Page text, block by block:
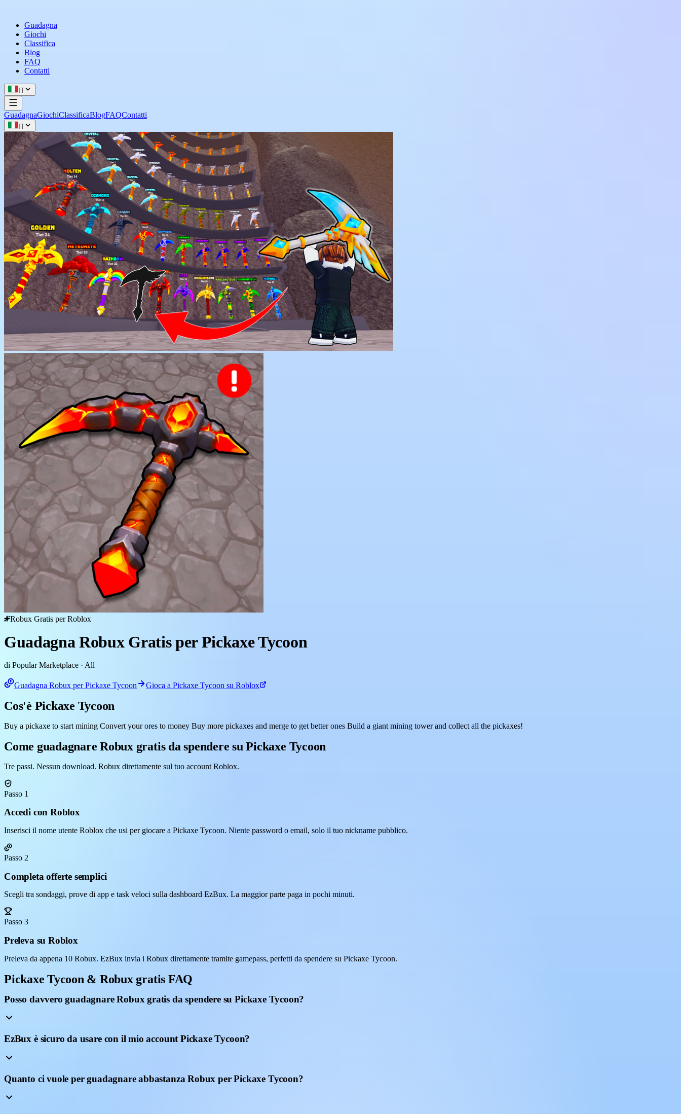
Guadagna
Giochi
Classifica
Blog
FAQ
Contatti
IT
GuadagnaGiochiClassificaBlogFAQContatti
IT
Robux Gratis per Roblox
Guadagna Robux Gratis per Pickaxe Tycoon
di Popular Marketplace · All
Guadagna Robux per Pickaxe Tycoon Gioca a Pickaxe Tycoon su Roblox
Cos'è Pickaxe Tycoon
Buy a pickaxe to start mining Convert your ores to money Buy more pickaxes and merge to get better ones Build a giant mining tower and collect all the pickaxes!
Come guadagnare Robux gratis da spendere su Pickaxe Tycoon
Tre passi. Nessun download. Robux direttamente sul tuo account Roblox.
Passo 1
Accedi con Roblox
Inserisci il nome utente Roblox che usi per giocare a Pickaxe Tycoon. Niente password o email, solo il tuo nickname pubblico.
Passo 2
Completa offerte semplici
Scegli tra sondaggi, prove di app e task veloci sulla dashboard EzBux. La maggior parte paga in pochi minuti.
Passo 3
Preleva su Roblox
Preleva da appena 10 Robux. EzBux invia i Robux direttamente tramite gamepass, perfetti da spendere su Pickaxe Tycoon.
Pickaxe Tycoon & Robux gratis FAQ
Posso davvero guadagnare Robux gratis da spendere su Pickaxe Tycoon?
EzBux è sicuro da usare con il mio account Pickaxe Tycoon?
Quanto ci vuole per guadagnare abbastanza Robux per Pickaxe Tycoon?